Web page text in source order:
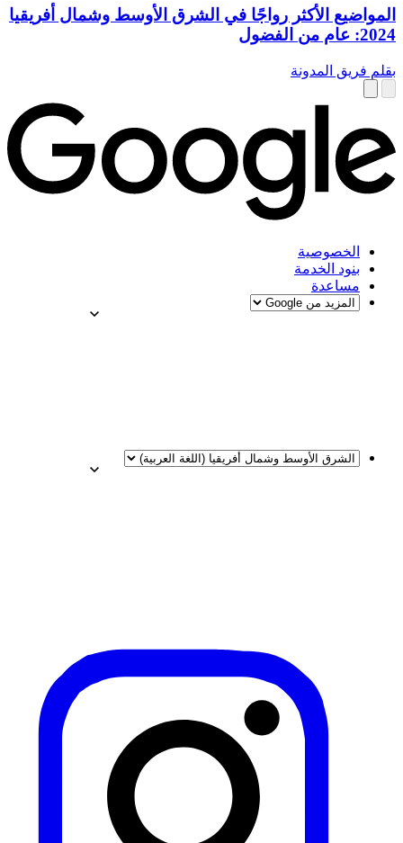
المواضيع الأكثر رواجًا في الشرق الأوسط وشمال أفريقيا
2024: عام من الفضول
بقلم فريق المدونة
الخصوصية
بنود الخدمة
مساعدة